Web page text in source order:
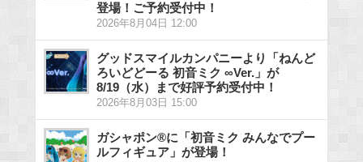
登場！ご予約受付中！
2026年8月04日 12:00
グッドスマイルカンパニーより「ねんど
ろいどどーる 初音ミク ∞Ver.」が
8/19（水）まで好評予約受付中！
2026年8月03日 15:00
ガシャポン®に「初音ミク みんなでプー
ルフィギュア」が登場！